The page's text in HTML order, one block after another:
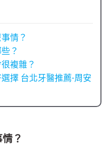
情？
？
複雜？
擇 台北牙醫推薦-周安
？